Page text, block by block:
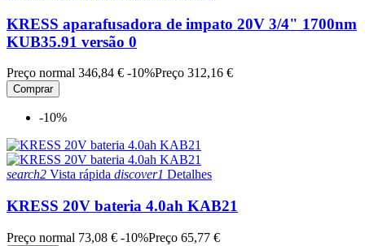
KRESS aparafusadora de impato 20V 3/4" 1700nm
KUB35.91 versão 0
Preço normal 346,84 € -10%Preço 312,16 €
Comprar
-10%
search2 Vista rápida discover1 Detalhes
KRESS 20V bateria 4.0ah KAB21
Preço normal 73,08 € -10%Preço 65,77 €